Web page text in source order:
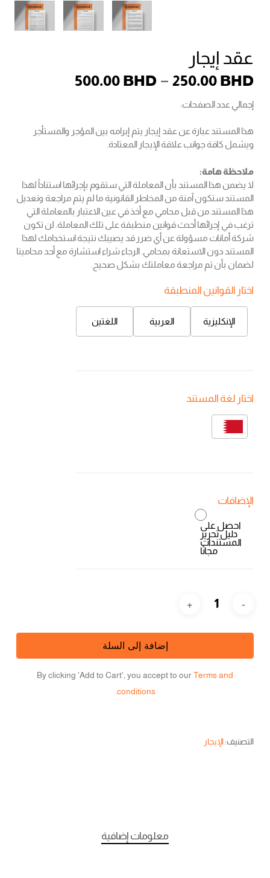
عقد إيجار
250.00BHD
–
500.00BHD نطاق
إجمالي عدد الصفحات:
هذا المستند عبارة عن عقد إيجار يتم إبرامه بين المؤجر والمستأجر
ويشمل كافة جوانب علاقة الإيجار المعتادة.
ملاحظة هامة:
لا يضمن هذا المستند بأن المعاملة التي ستقوم بإجرائها استناداً لهذا
المستند ستكون آمنة من المخاطر القانونية ما لم يتم مراجعة وتعديل
هذا المستند من قبل محامي مع أخذ في عين الاعتبار بالمعاملة التي
ترغب في إجرائها أحدث قوانين منطبقة على تلك المعاملة. لن تكون
شركة أمانات مسؤولة عن أي ضرر قد يصيبك نتيجة استخدامك لهذا
المستند دون الاستعانة بمحامي. الرجاء شراء استشارة مع أحد محامينا
لضمان بأن تم مراجعة معاملتك بشكل صحيح.
اختار القوانين المنطبقة
الإنكليزية العربية اللغتين
اختار لغة المستند
الإضافات
احصل على
دليل تحرير
المستندات
مجانًا
إضافة إلى السلة
By clicking 'Add to Cart', you accept to ourTerms and
conditions.
التصنيف:الإيجار
معلومات إضافية